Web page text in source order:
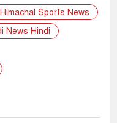
Himachal Sports News
News Hindi